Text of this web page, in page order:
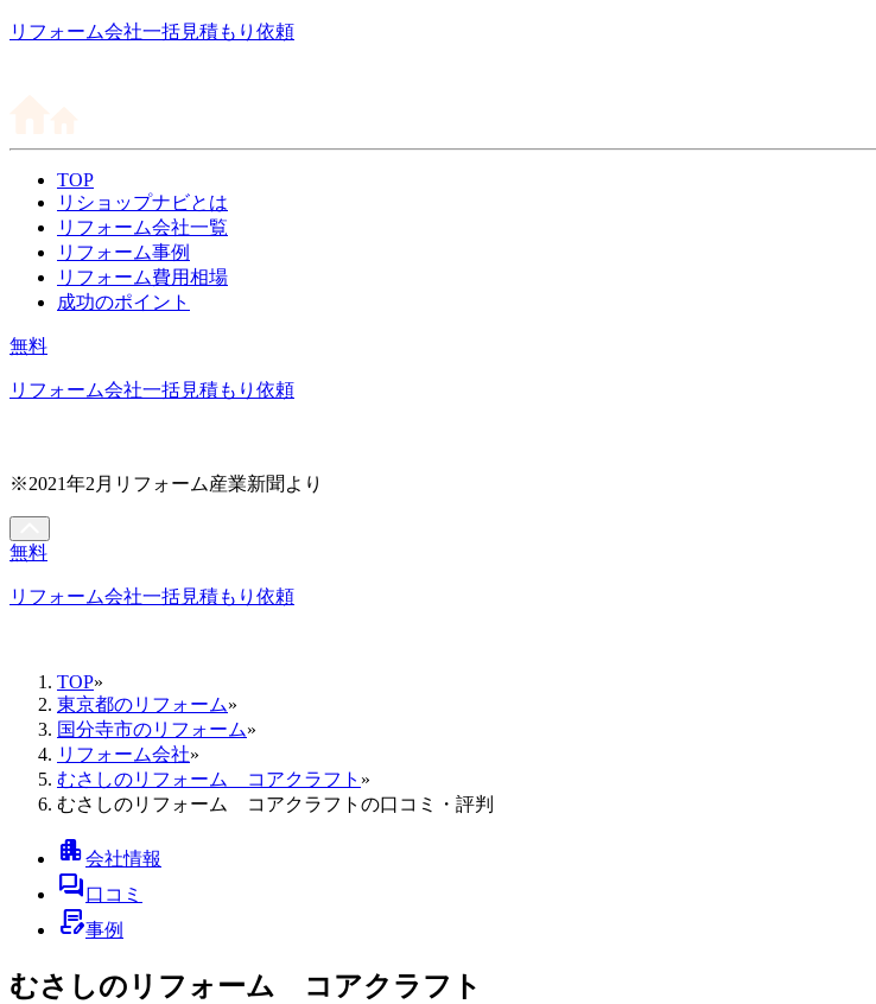
リフォーム会社一括見積もり依頼
TOP
リショップナビとは
リフォーム会社一覧
リフォーム事例
リフォーム費用相場
成功のポイント
無料
リフォーム会社一括見積もり依頼
※2021年2月リフォーム産業新聞より
無料
リフォーム会社一括見積もり依頼
TOP»
東京都のリフォーム»
国分寺市のリフォーム»
リフォーム会社»
むさしのリフォーム コアクラフト »
むさしのリフォーム コアクラフトの口コミ・評判
apartment会社情報
forum口コミ
contract_edit事例
むさしのリフォーム コアクラフト